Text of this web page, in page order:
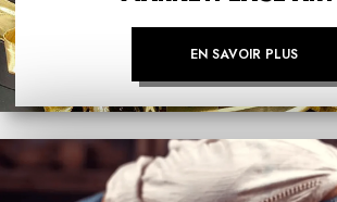
EN SAVOIR PLUS